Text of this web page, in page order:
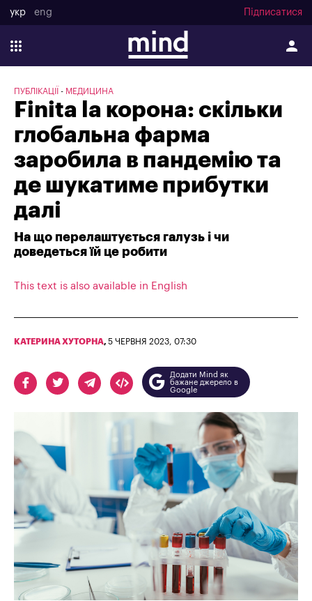
укр eng Підписатися
ПУБЛІКАЦІЇ МЕДИЦИНА
Finita la корона: скільки
глобальна фарма
заробила в пандемію та
де шукатиме прибутки
далі
На що перелаштується галузь і чи
доведеться їй це робити
This text is also available in English
КАТЕРИНА ХУТОРНА, 5 ЧЕРВНЯ 2023, 07:30
Додати Mind як
бажане джерело в
Google